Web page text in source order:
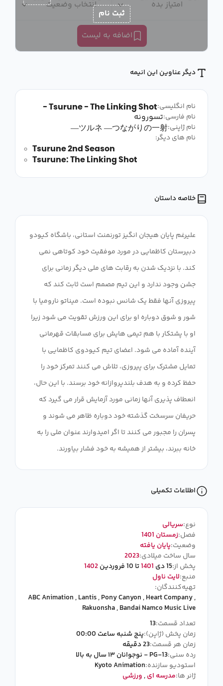
امتیاز بده انتخاب وضعیت
اضافه به لیست
ثبت نام
دیگر عناوین این انیمه
نام انگلیسی:Tsurune - The Linking Shot -
نام فارسی:تسورونه
نام ژاپنی:ツルネ ―つながりの一射―
نام های دیگر:
Tsurune 2nd Season
Tsurune: The Linking Shot
خلاصه داستان
علیرغم پایان هیجان انگیز تورنمنت استانی، باشگاه کیودو
دبیرستان کاظمایی در مورد موفقیت خود کوتاهی نمی
کند. با نزدیک شدن به رقابت های ملی دیگر زمانی برای
جشن وجود ندارد و این تیم مصمم است ثابت کند که
پیروزی آنها فقط یک شانس نبوده است. میناتو نارومیا با
شور و شوق دوباره او برای این ورزش تقویت می شود زیرا
او با پشتکار با هم تیمی هایش برای مسابقات قهرمانی
آینده آماده می شود. اعضای تیم کیودوی کاظمایی با
تمایل مشترک برای پیروزی، تلاش می کنند تمرکز خود را
حفظ کرده و به هدف بلندپروازانه خود برسند. با این حال،
انعطاف پذیری آنها زمانی مورد آزمایش قرار می گیرد که
حریفان سرسخت گذشته خود دوباره ظاهر می شوند و
پسران را مجبور می کنند تا اگر امیدوارند عنوان ملی را به
خانه ببرند، بیشتر از همیشه به خود فشار بیاورند.
اطلاعات تکمیلی
نوع:سریالی
فصل:زمستان 1401
وضعیت:پایان یافته
سال ساخت میلادی:2023
پخش از:15 دی 1401تا 10 فروردین
1402
منبع:لایت ناول
تهیه‌کنندگان:
ABC Animation,Lantis,Pony Canyon,Heart Company,
Rakuonsha,Bandai Namco Music Live
تعداد قسمت:13
زمان پخش (ژاپن):پنج شنبه ساعت 00:00
زمان هر قسمت:23 دقیقه
رده سنی:PG-13 - نوجوانان ۱۳ سال به بالا
استودیو سازنده:Kyoto Animation
ژانر ها:مدرسه ای,ورزشی